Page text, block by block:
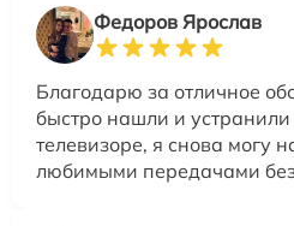
Федоров Ярослав
Благодарю за отличное
быстро нашли и
телевизоре, я снова могу
любимыми передачами